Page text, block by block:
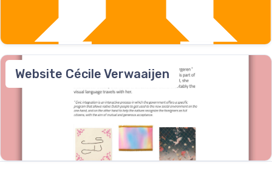
Website Cécile Verwaaijen